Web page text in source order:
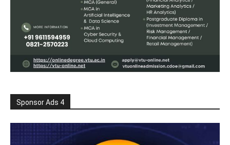
Sponsor Ads 4